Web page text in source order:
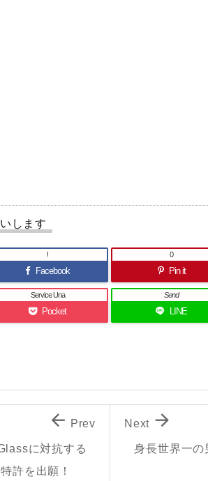
します
Facebook
!
Pin it
0
Pocket
Service Una
LINE
Send
身長世界一

Next
に対抗する
許を出願！
 Prev